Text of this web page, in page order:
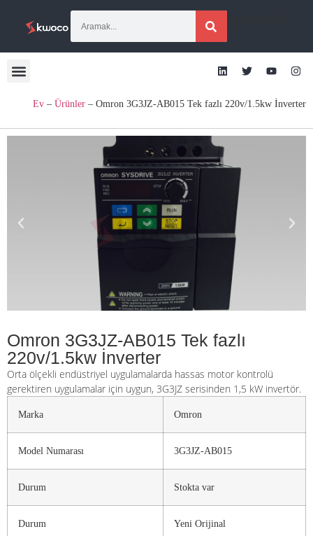
Ev – Ürünler – Omron 3G3JZ-AB015 Tek fazlı 220v/1.5kw İnverter
Omron 3G3JZ-AB015 Tek fazlı
220v/1.5kw İnverter
Orta ölçekli endüstriyel uygulamalarda hassas motor kontrolü
gerektiren uygulamalar için uygun, 3G3JZ serisinden 1,5 kW invertör.
Marka Omron
Model Numarası 3G3JZ-AB015
Durum Stokta var
Durum Yeni Orijinal